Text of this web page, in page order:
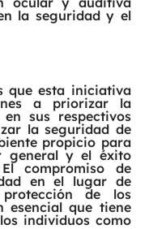
la seguridad y el
que esta iniciativa
a priorizar la
sus respectivos
la seguridad de
propicio para
general y el éxito
compromiso de
en el lugar de
de los
esencial que tiene
individuos como